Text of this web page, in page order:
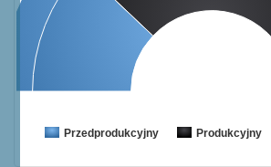
Przedprodukcyjny Produkcyjny